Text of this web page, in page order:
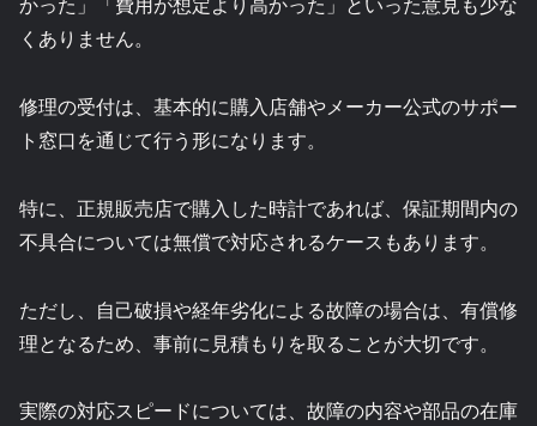
くありません。
修理の受付は、基本的に購入店舗やメーカー公式のサポー
ト窓口を通じて行う形になります。
特に、正規販売店で購入した時計であれば、保証期間内の
不具合については無償で対応されるケースもあります。
ただし、自己破損や経年劣化による故障の場合は、有償修
理となるため、事前に見積もりを取ることが大切です。
実際の対応スピードについては、故障の内容や部品の在庫